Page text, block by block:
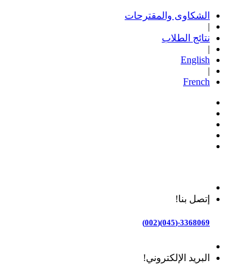
الشكاوى والمقترحات
|
نتائج الطلاب
|
English
|
French
إتصل بنا!
3368069-(045)(002)
البريد الإلكتروني!